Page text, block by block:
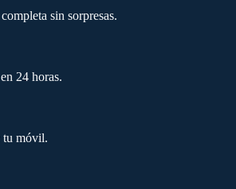
sin sorpresas.
24 horas.
tu móvil.